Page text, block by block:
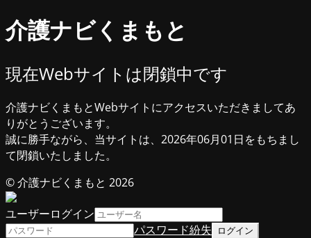
介護ナビくまもと
現在Webサイトは閉鎖中です
介護ナビくまもとWebサイトにアクセスいただきましてあ
りがとうございます。
誠に勝手ながら、当サイトは、2026年06月01日をもちまし
て閉鎖いたしました。
© 介護ナビくまもと 2026
ユーザーログイン
パスワード紛失